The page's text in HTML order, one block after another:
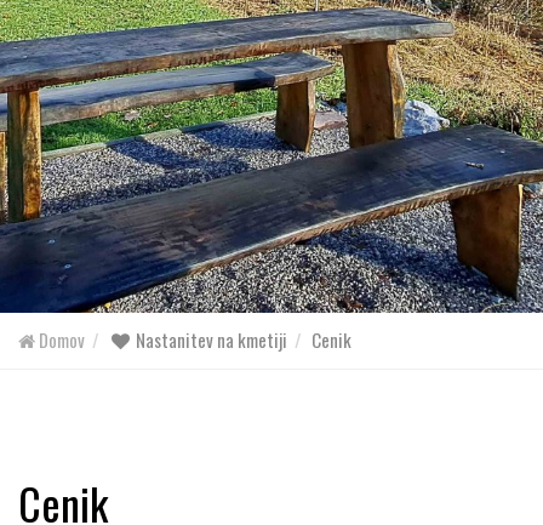
Domov Nastanitev na kmetiji Cenik
Cenik